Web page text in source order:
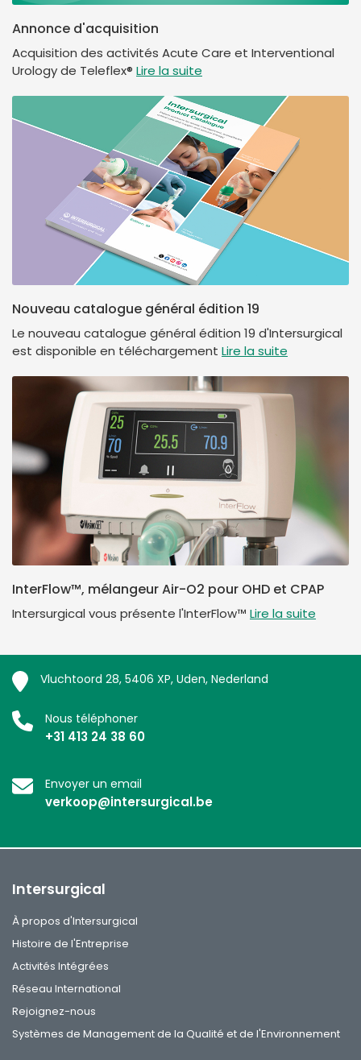
Annonce d'acquisition
Acquisition des activités Acute Care et Interventional
Urology de Teleflex® Lire la suite
Nouveau catalogue général édition 19
Le nouveau catalogue général édition 19 d'Intersurgical
est disponible en téléchargement Lire la suite
InterFlow™, mélangeur Air-O2 pour OHD et CPAP
Intersurgical vous présente l'InterFlow™ Lire la suite
Vluchtoord 28, 5406 XP, Uden, Nederland
Nous téléphoner
+31 413 24 38 60
Envoyer un email
verkoop@intersurgical.be
Intersurgical
À propos d'Intersurgical
Histoire de l'Entreprise
Activités Intégrées
Réseau International
Rejoignez-nous
Systèmes de Management de la Qualité et de l'Environnement